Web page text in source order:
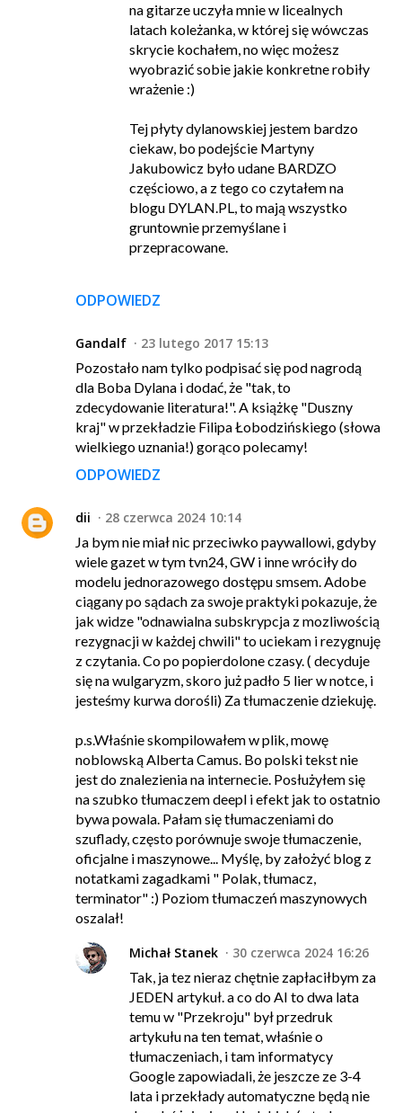
ODPOWIEDZ
na gitarze uczyła mnie w licealnych
latach koleżanka, w której się wówczas
skrycie kochałem, no więc możesz
wyobrazić sobie jakie konkretne robiły
wrażenie :)
Tej płyty dylanowskiej jestem bardzo
ciekaw, bo podejście Martyny
Jakubowicz było udane BARDZO
częściowo, a z tego co czytałem na
blogu DYLAN.PL, to mają wszystko
gruntownie przemyślane i
przepracowane.
Gandalf
23 lutego 2017 15:13
Pozostało nam tylko podpisać się pod nagrodą
dla Boba Dylana i dodać, że "tak, to
zdecydowanie literatura!". A książkę "Duszny
kraj" w przekładzie Filipa Łobodzińskiego (słowa
wielkiego uznania!) gorąco polecamy!
ODPOWIEDZ
dii
28 czerwca 2024 10:14
Ja bym nie miał nic przeciwko paywallowi, gdyby
wiele gazet w tym tvn24, GW i inne wróciły do
modelu jednorazowego dostępu smsem. Adobe
ciągany po sądach za swoje praktyki pokazuje, że
jak widze "odnawialna subskrypcja z mozliwością
rezygnacji w każdej chwili" to uciekam i rezygnuję
z czytania. Co po popierdolone czasy. ( decyduje
się na wulgaryzm, skoro już padło 5 lier w notce, i
jesteśmy kurwa dorośli) Za tłumaczenie dziekuję.
p.s.Właśnie skompilowałem w plik, mowę
noblowską Alberta Camus. Bo polski tekst nie
jest do znalezienia na internecie. Posłużyłem się
na szubko tłumaczem deepl i efekt jak to ostatnio
bywa powala. Pałam się tłumaczeniami do
szuflady, często porównuje swoje tłumaczenie,
oficjalne i maszynowe... Myślę, by założyć blog z
notatkami zagadkami " Polak, tłumacz,
terminator" :) Poziom tłumaczeń maszynowych
oszalał!
Michał Stanek
30 czerwca 2024 16:26
Tak, ja tez nieraz chętnie zapłaciłbym za
JEDEN artykuł. a co do AI to dwa lata
temu w "Przekroju" był przedruk
artykułu na ten temat, właśnie o
tłumaczeniach, i tam informatycy
Google zapowiadali, że jeszcze ze 3-4
lata i przekłady automatyczne będą nie